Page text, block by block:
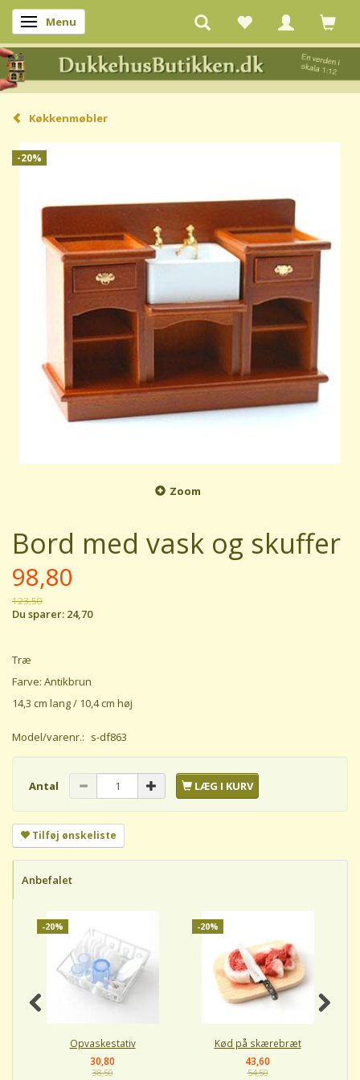
Skifte navigation
Menu
Køkkenmøbler
-20%
Zoom
Bord med vask og skuffer
98,80
123,50
Du sparer: 24,70
Træ
Farve: Antikbrun
14,3 cm lang / 10,4 cm høj
Model/varenr.: s-df863
Antal LÆG I KURV
Tilføj ønskeliste
Anbefalet
-20%
Opvaskestativ
30,80
38,50
-20%
Kød på skærebræt
43,60
54,50